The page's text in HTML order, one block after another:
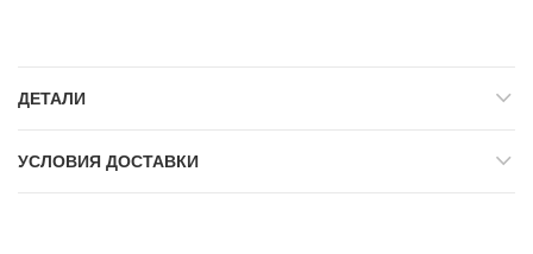
ДЕТАЛИ
УСЛОВИЯ ДОСТАВКИ